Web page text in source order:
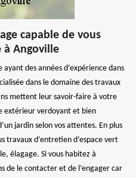
capable de vous
à Angoville
ayant des années d’expérience dans
dans le domaine des travaux
mettent leur savoir-faire à votre
extérieur verdoyant et bien
jardin selon vos attentes. En plus
d’entretien d’espace vert
élagage. Si vous habitez à
de le contacter et de l’engager car